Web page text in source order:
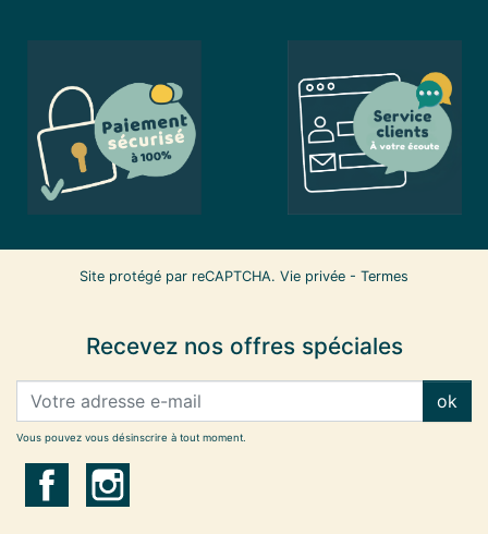
Site protégé par reCAPTCHA. Vie privée - Termes
Recevez nos offres spéciales
ok
Vous pouvez vous désinscrire à tout moment.